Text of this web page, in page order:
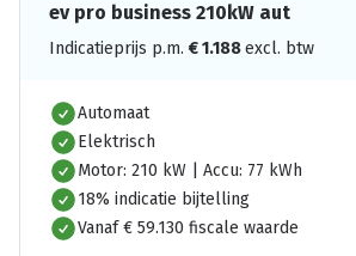
ev pro business 210kW aut
Indicatieprijs p.m. €1.188excl. btw
Automaat
Elektrisch
Motor: 210 kW | Accu: 77 kWh
18% indicatie bijtelling
Vanaf € 59.130 fiscale waarde